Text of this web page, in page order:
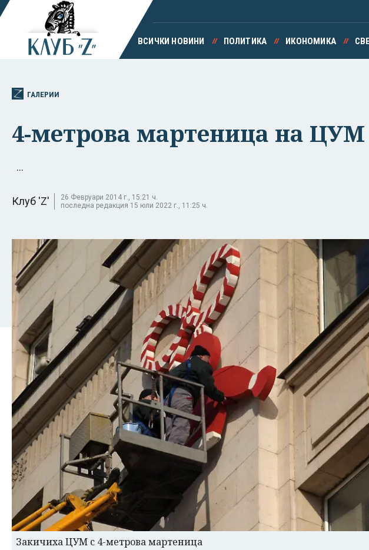
Успешно
ВСИЧКИ НОВИНИ ПОЛИТИКА ИКОНОМИКА
ГАЛЕРИИ
4-метрова мартеница на ЦУМ
...
Клуб 'Z'
26 Февруари 2014 г., 15:21 ч.
последна редакция 15 юли 2022 г., 11:25 ч.
Закичиха ЦУМ с 4-метрова мартеница